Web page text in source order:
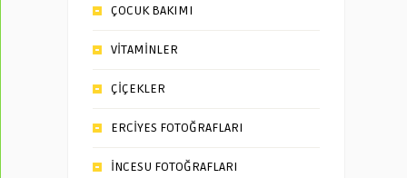
ÇOCUK BAKIMI
VİTAMİNLER
ÇİÇEKLER
ERCİYES FOTOĞRAFLARI
İNCESU FOTOĞRAFLARI